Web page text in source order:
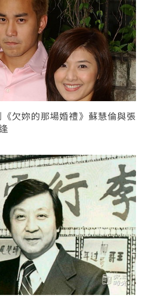
欠妳的那場婚禮》蘇慧倫與張